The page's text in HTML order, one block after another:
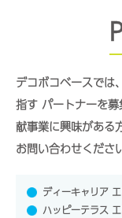
デコボコベースでは
指す パートナーを
献事業に興味がある方
お問い合わせくださ
ディーキャリア
ハッピーテラス